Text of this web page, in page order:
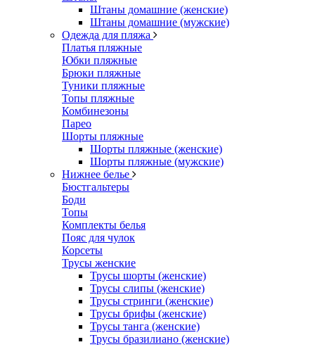
Штаны домашние (женские)
Штаны домашние (мужские)
Одежда для пляжа
Платья пляжные
Юбки пляжные
Брюки пляжные
Туники пляжные
Топы пляжные
Комбинезоны
Парео
Шорты пляжные
Шорты пляжные (женские)
Шорты пляжные (мужские)
Нижнее белье
Бюстгальтеры
Боди
Топы
Комплекты белья
Пояс для чулок
Корсеты
Трусы женские
Трусы шорты (женские)
Трусы слипы (женские)
Трусы стринги (женские)
Трусы брифы (женские)
Трусы танга (женские)
Трусы бразилиано (женские)